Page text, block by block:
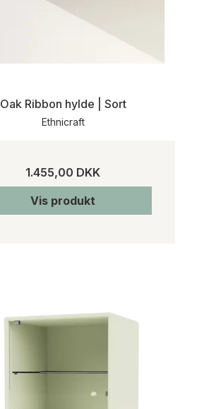
Oak Ribbon hylde | Sort
Ethnicraft
1.455,00 DKK
Vis produkt